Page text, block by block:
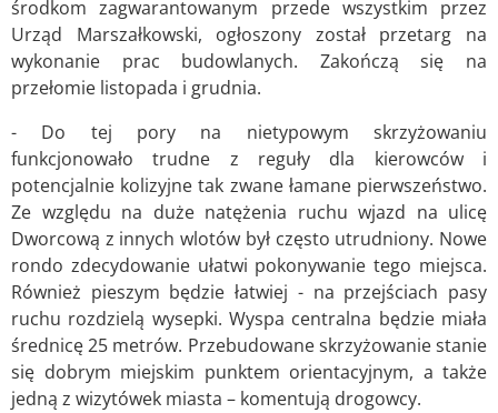
środkom zagwarantowanym przede wszystkim przez
Urząd Marszałkowski, ogłoszony został przetarg na
wykonanie prac budowlanych. Zakończą się na
przełomie listopada i grudnia.
- Do tej pory na nietypowym skrzyżowaniu
funkcjonowało trudne z reguły dla kierowców i
potencjalnie kolizyjne tak zwane łamane pierwszeństwo.
Ze względu na duże natężenia ruchu wjazd na ulicę
Dworcową z innych wlotów był często utrudniony. Nowe
rondo zdecydowanie ułatwi pokonywanie tego miejsca.
Również pieszym będzie łatwiej - na przejściach pasy
ruchu rozdzielą wysepki. Wyspa centralna będzie miała
średnicę 25 metrów. Przebudowane skrzyżowanie stanie
się dobrym miejskim punktem orientacyjnym, a także
jedną z wizytówek miasta – komentują drogowcy.